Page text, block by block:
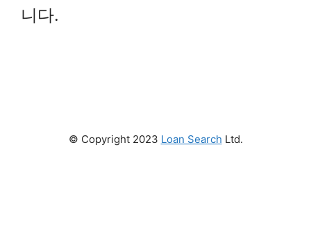
니다.
© Copyright 2023 Loan Search Ltd.